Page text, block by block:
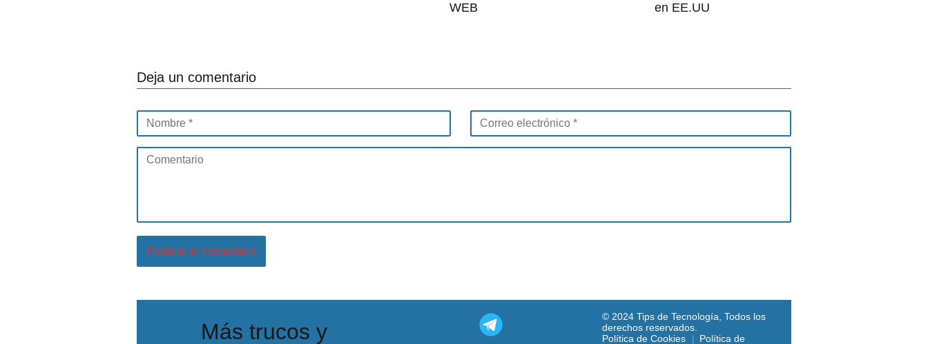
WEB
en EE.UU
Deja un comentario
Más trucos y
© 2024 Tips de Tecnología, Todos los
derechos reservados.
Política de Cookies
Política de